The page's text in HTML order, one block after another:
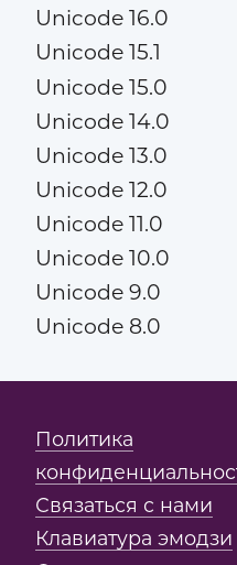
Unicode 16.0
Unicode 15.1
Unicode 15.0
Unicode 14.0
Unicode 13.0
Unicode 12.0
Unicode 11.0
Unicode 10.0
Unicode 9.0
Unicode 8.0
Политика
Связаться с нами
Клавиатура эмодзи